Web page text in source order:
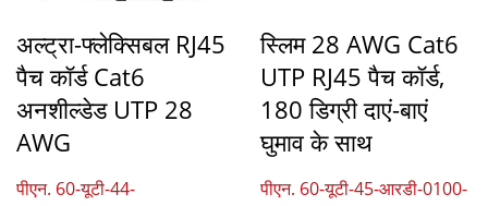
अल्ट्रा-फ्लेक्सिबल RJ45
पैच कॉर्ड Cat6
अनशील्डेड UTP 28
AWG
पीएन. 60-यूटी-44-
स्लिम 28 AWG Cat6
UTP RJ45 पैच कॉर्ड,
180 डिग्री दाएं-बाएं
घुमाव के साथ
पीएन. 60-यूटी-45-आरडी-0100-